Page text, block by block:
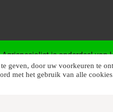
Agrispecialist is onderdeel van
Friesland
geven, door uw voorkeuren te
met het gebruik van alle